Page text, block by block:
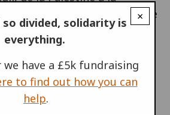
de l'Inde et de l'Afrique
expériences récentes
populaire que de la
du livre - Défense Sociale:
- a été écrit par Brian
×
divided, solidarity is
everything.
have a £5k fundraising
to find out how you can
help.